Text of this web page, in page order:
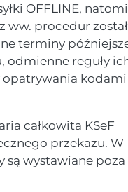
OFFLINE,
ww. procedur
terminy
odmienne reguły
kodami
całkowita KSeF
przekazu. W
wystawiane poza